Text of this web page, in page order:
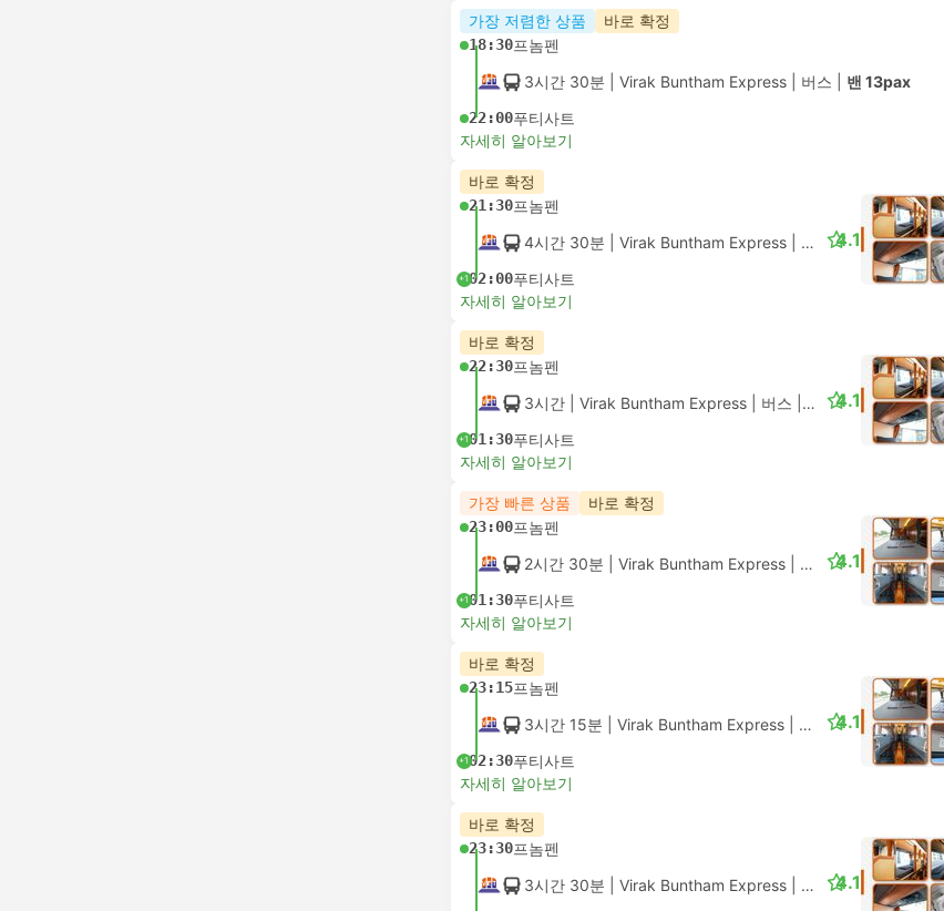
가장 저렴한 상품 바로 확정
18:30프놈펜
3시간 30분 | Virak Buntham Express 버스 밴 13pax
22:00푸티사트
자세히 알아보기
바로 확정
21:30프놈펜
4시간 30분 | Virak Buntham Express 버스|Luxury Hotel
+102:00푸티사트
4.1
자세히 알아보기
바로 확정
22:30프놈펜
3시간 | Virak Buntham Express 버스 Luxury Hotel
+101:30푸티사트
4.1
자세히 알아보기
가장 빠른 상품 바로 확정
23:00프놈펜
2시간 30분 | Virak Buntham Express 버스|호텔 버스
+101:30푸티사트
4.1
자세히 알아보기
바로 확정
23:15프놈펜
3시간 15분 | Virak Buntham Express 버스|호텔 버스
+102:30푸티사트
4.1
자세히 알아보기
바로 확정
23:30프놈펜
3시간 30분 | Virak Buntham Express 버스|Luxury Hotel
4.1